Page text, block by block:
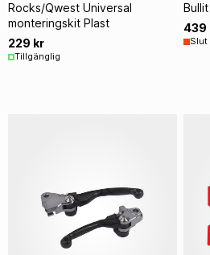
Rocks/Qwest Universal
monteringskit Plast
229 kr
Tillgänglig
439